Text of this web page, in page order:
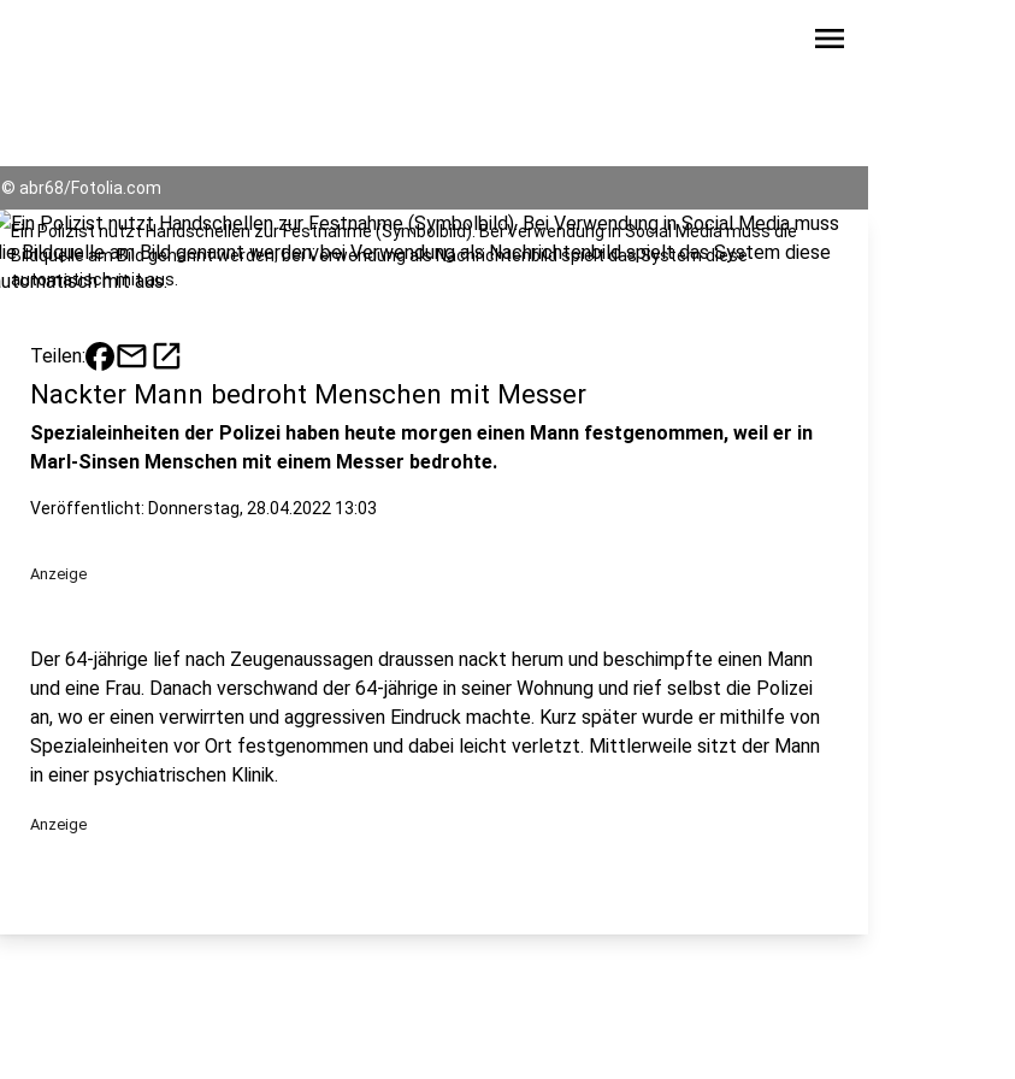
menu
© abr68/Fotolia.com
Ein Polizist nutzt Handschellen zur Festnahme (Symbolbild). Bei Verwendung in Social Media muss die
Bildquelle am Bild genannt werden; bei Verwendung als Nachrichtenbild spielt das System diese
automatisch mit aus.
Teilen: mailopen_in_new
Nackter Mann bedroht Menschen mit Messer
Spezialeinheiten der Polizei haben heute morgen einen Mann festgenommen, weil er in
Marl-Sinsen Menschen mit einem Messer bedrohte.
Veröffentlicht: Donnerstag, 28.04.2022 13:03
Anzeige
Der 64-jährige lief nach Zeugenaussagen draussen nackt herum und beschimpfte einen Mann
und eine Frau. Danach verschwand der 64-jährige in seiner Wohnung und rief selbst die Polizei
an, wo er einen verwirrten und aggressiven Eindruck machte. Kurz später wurde er mithilfe von
Spezialeinheiten vor Ort festgenommen und dabei leicht verletzt. Mittlerweile sitzt der Mann
in einer psychiatrischen Klinik.
Anzeige